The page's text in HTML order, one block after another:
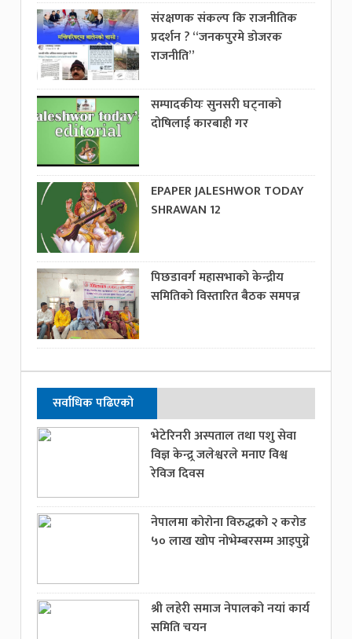
संरक्षणक संकल्प कि राजनीतिक
प्रदर्शन ? “जनकपुरमे डोजरक
राजनीति”
सम्पादकीयः सुनसरी घट्नाको
दोषिलाई कारबाही गर
EPAPER JALESHWOR TODAY
SHRAWAN 12
पिछडावर्ग महासभाको केन्द्रीय
समितिको विस्तारित बैठक समपन्न
सर्वाधिक पढिएको
भेटेरिनरी अस्पताल तथा पशु सेवा
विज्ञ केन्द्र्र जलेश्वरले मनाए विश्व
रेविज दिवस
नेपालमा कोरोना विरुद्धको २ करोड
५० लाख खोप नोभेम्बरसम्म आइपुग्ने
श्री लहेरी समाज नेपालको नयां कार्य
समिति चयन